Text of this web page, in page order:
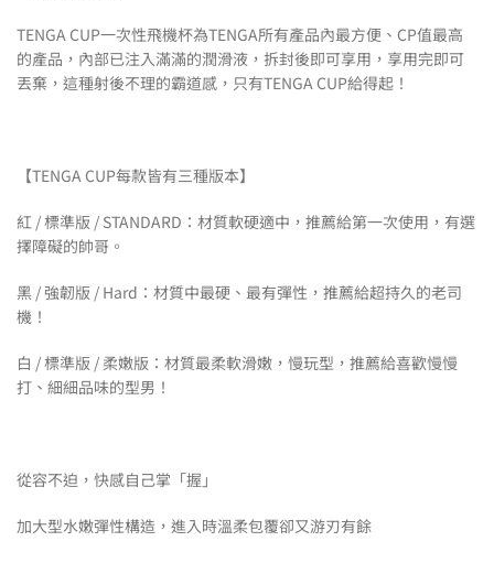
TENGA CUP一次性飛機杯為TENGA所有產品內最方便、CP值最高
的產品，內部已注入滿滿的潤滑液，拆封後即可享用，享用完即可
丟棄，這種射後不理的霸道感，只有TENGA CUP給得起！
【TENGA CUP每款皆有三種版本】
紅 / 標準版 / STANDARD：材質軟硬適中，推薦給第一次使用，有選
擇障礙的帥哥。
黑 / 強韌版 / Hard：材質中最硬、最有彈性，推薦給超持久的老司
機！
白 / 標準版 / 柔嫩版：材質最柔軟滑嫩，慢玩型，推薦給喜歡慢慢
打、細細品味的型男！
從容不迫，快感自己掌「握」
加大型水嫩彈性構造，進入時溫柔包覆卻又游刃有餘